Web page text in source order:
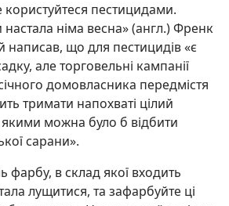
пестицидами.
німа весна» (англ.) Френк
що для пестицидів «є
але торговельні кампанії
домовласника передмістя
тримати напохваті цілий
якими можна було б відбити
сарани».
фарбу, в склад якої входить
лущитися, та зафарбуйте ці